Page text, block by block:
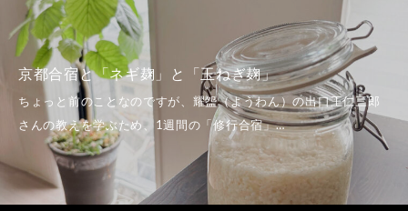
京都合宿と「ネギ麹」と「玉ねぎ麹」